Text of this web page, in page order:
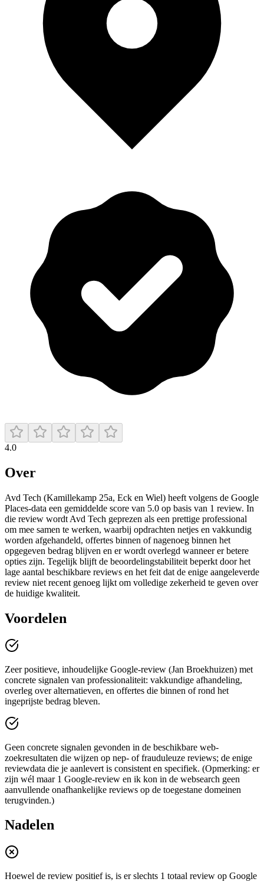
4.0
Over
Avd Tech (Kamillekamp 25a, Eck en Wiel) heeft volgens de Google
Places-data een gemiddelde score van 5.0 op basis van 1 review. In
die review wordt Avd Tech geprezen als een prettige professional
om mee samen te werken, waarbij opdrachten netjes en vakkundig
worden afgehandeld, offertes binnen of nagenoeg binnen het
opgegeven bedrag blijven en er wordt overlegd wanneer er betere
opties zijn. Tegelijk blijft de beoordelingstabiliteit beperkt door het
lage aantal beschikbare reviews en het feit dat de enige aangeleverde
review niet recent genoeg lijkt om volledige zekerheid te geven over
de huidige kwaliteit.
Voordelen
Zeer positieve, inhoudelijke Google-review (Jan Broekhuizen) met
concrete signalen van professionaliteit: vakkundige afhandeling,
overleg over alternatieven, en offertes die binnen of rond het
ingeprijste bedrag bleven.
Geen concrete signalen gevonden in de beschikbare web-
zoekresultaten die wijzen op nep- of frauduleuze reviews; de enige
reviewdata die je aanlevert is consistent en specifiek. (Opmerking: er
zijn wél maar 1 Google-review en ik kon in de websearch geen
aanvullende onafhankelijke reviews op de toegestane domeinen
terugvinden.)
Nadelen
Hoewel de review positief is, is er slechts 1 totaal review op Google